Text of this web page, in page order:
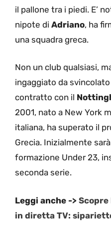
il pallone tra i piedi. E’
nipote di Adriano, ha
una squadra greca.
Non un club qualsiasi,
ingaggiato da
contratto con il
2001, nato a New York
italiana, ha superato il
Grecia. Inizialmente
formazione Under 23,
seconda serie.
Leggi anche -> Scopre
in diretta TV: